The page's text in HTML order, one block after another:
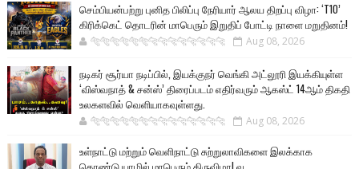
செம்பியன்பற்று புனித பிலிப்பு நேரியார் ஆலய திறப்பு விழா: ‘T10’
கிரிக்கெட் தொடரின் மாபெரும் இறுதிப் போட்டி நாளை மறுதினம்!
🐅🐅🐅🐅🐅🐅🐆🐆🐆🐆🐆🐆🐆🐆 Aug 08, 2026
நடிகர் சூர்யா நடிப்பில், இயக்குநர் வெங்கி அட்லூரி இயக்கியுள்ள
‘விஸ்வநாத் & சன்ஸ்’ திரைப்படம் எதிர்வரும் ஆகஸ்ட் 14ஆம் திகதி
உலகளவில் வெளியாகவுள்ளது.
🐅🐅🐅🐅🐅🐅🐆🐆🐆🐆🐆🐆🐆🐆 Aug 08, 2026
உள்நாட்டு மற்றும் வெளிநாட்டு சுற்றுலாவிகளை இலக்காக